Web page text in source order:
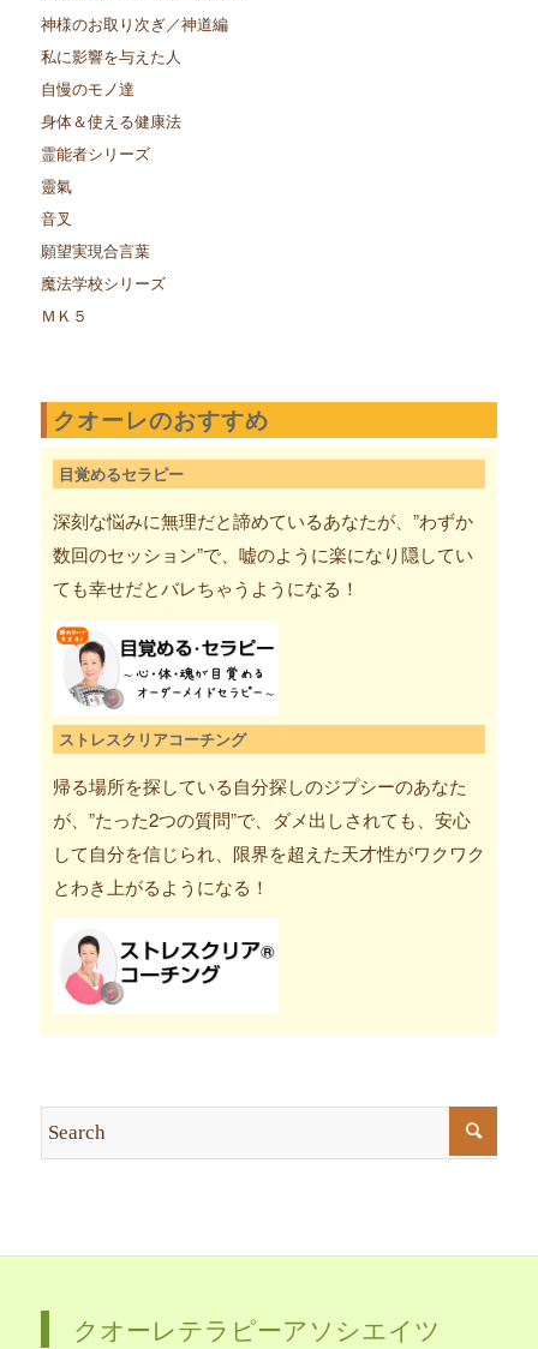
神様のお取り次ぎ／神道編
私に影響を与えた人
自慢のモノ達
身体＆使える健康法
霊能者シリーズ
靈氣
音叉
願望実現合言葉
魔法学校シリーズ
ＭＫ５
クオーレのおすすめ
目覚めるセラピー
深刻な悩みに無理だと諦めているあなたが、”わずか
数回のセッション”で、嘘のように楽になり隠してい
ても幸せだとバレちゃうようになる！
ストレスクリアコーチング
帰る場所を探している自分探しのジプシーのあなた
が、”たった2つの質問”で、ダメ出しされても、安心
して自分を信じられ、限界を超えた天才性がワクワク
とわき上がるようになる！
クオーレテラピーアソシエイツ